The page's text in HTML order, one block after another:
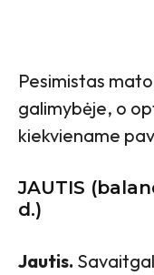
Pesimistas
galimybėje, o
kiekviename
JAUTIS
d.)
Jautis.